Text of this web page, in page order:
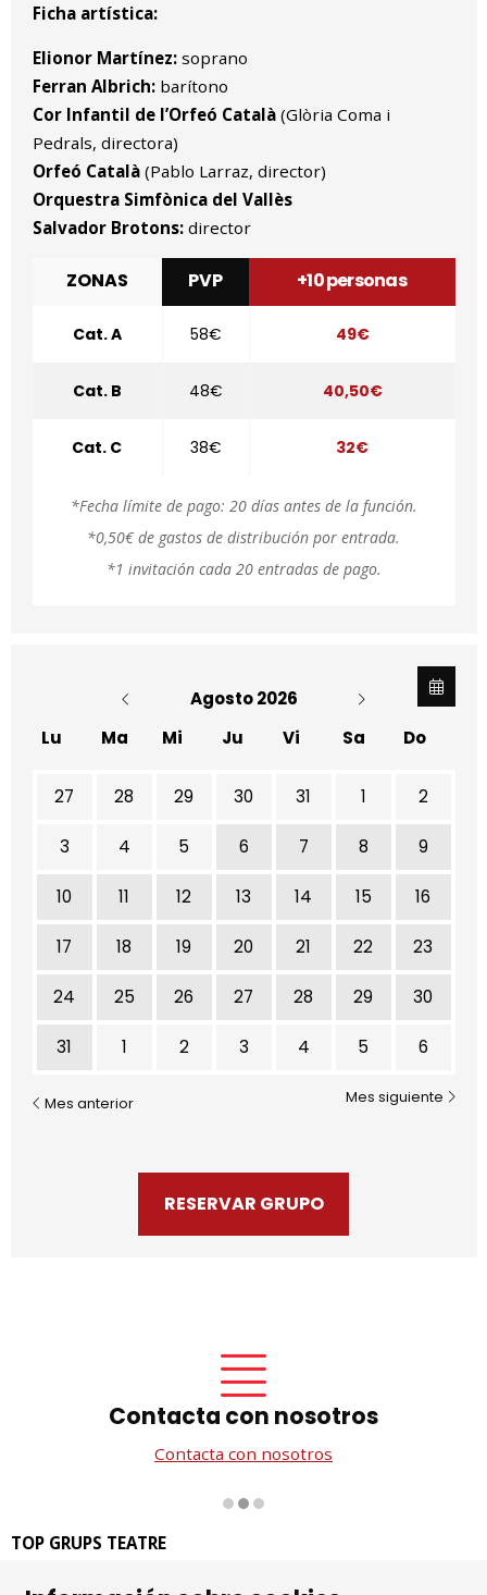
Ficha artística:
Elionor Martínez:soprano
Ferran Albrich:barítono
Cor Infantil de l’Orfeó Català(Glòria Coma i
Pedrals, directora)
Orfeó Català(Pablo Larraz, director)
Orquestra Simfònica del Vallès
Salvador Brotons:director
ZONAS PVP +10 personas
Cat. A 58€ 49€
Cat. B 48€ 40,50€
Cat. C 38€ 32€
*Fecha límite de pago: 20 días antes de la función.
*0,50€ de gastos de distribución por entrada.
*1 invitación cada 20 entradas de pago.
Agosto 2026
Lu
Ma Mi Ju Vi Sa Do
No hay ninguna actividad este mes
27 28 29 30 31 1 2
3 4 5 6 7 8 9
10 11 12 13 14 15 16
17 18 19 20 21 22 23
24 25 26 27 28 29 30
31 1 2 3 4 5 6
Mes anterior Mes siguiente
RESERVAR GRUPO
Contacta con nosotros
Contacta con nosotros
TOP GRUPS TEATRE